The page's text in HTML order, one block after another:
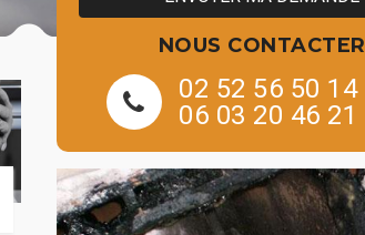
NOUS CONTACTER
02 52 56 50 14
06 03 20 46 21